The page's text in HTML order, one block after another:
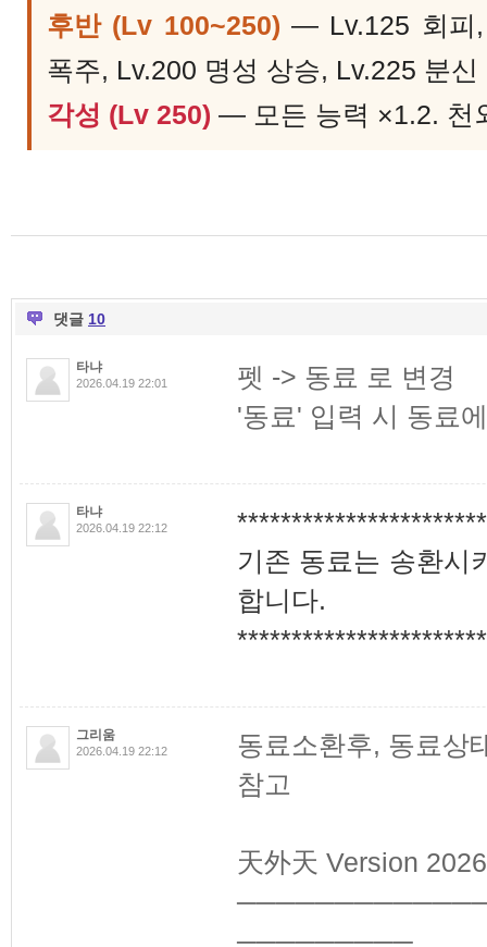
후반 (Lv 100~250) — Lv.125 회피,
폭주, Lv.200 명성 상승, Lv.225 분신
각성 (Lv 250) — 모든 능력 ×1.2. 천
댓글 10
타냐
2026.04.19 22:01
펫 -> 동료 로 변경
'동료' 입력 시 동료
타냐
2026.04.19 22:12
기존 동료는 송환시
합니다.
그리움
2026.04.19 22:12
동료소환후, 동료상
참고
天外天 Version
─────────